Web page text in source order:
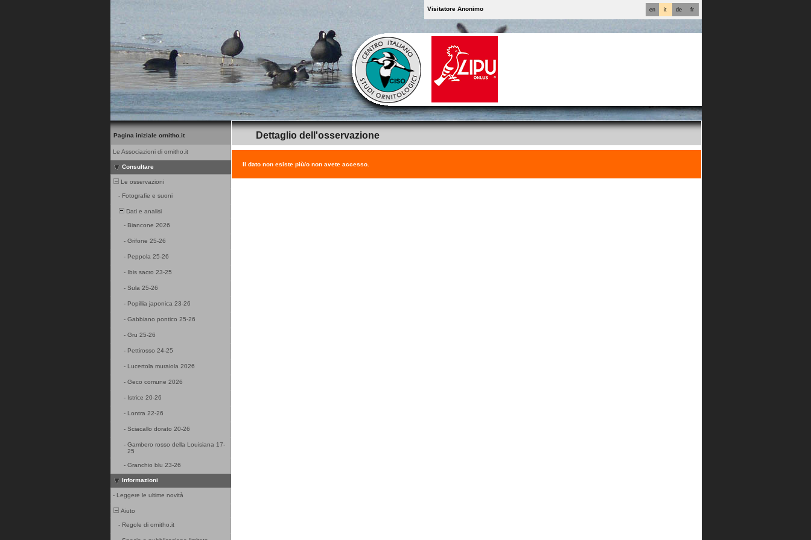
fr
de
it
en
Visitatore Anonimo
Pagina iniziale ornitho.it
Le Associazioni di ornitho.it
Consultare
Le osservazioni
- Fotografie e suoni
Dati e analisi
- Biancone 2026
- Grifone 25-26
- Peppola 25-26
- Ibis sacro 23-25
- Sula 25-26
- Popillia japonica 23-26
- Gabbiano pontico 25-26
- Gru 25-26
- Pettirosso 24-25
- Lucertola muraiola 2026
- Geco comune 2026
- Istrice 20-26
- Lontra 22-26
- Sciacallo dorato 20-26
- Gambero rosso della Louisiana 17-
25
- Granchio blu 23-26
Informazioni
- Leggere le ultime novità
Aiuto
- Regole di ornitho.it
Dettaglio dell'osservazione
Il dato non esiste più/o non avete accesso.